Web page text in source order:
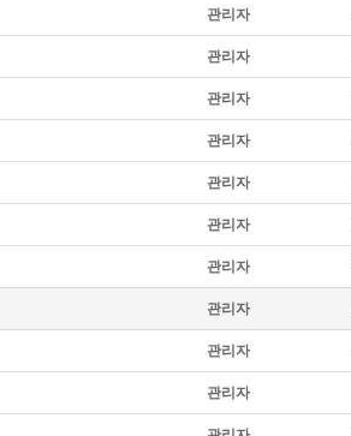
관리자
관리자
관리자
관리자
관리자
관리자
관리자
관리자
관리자
관리자